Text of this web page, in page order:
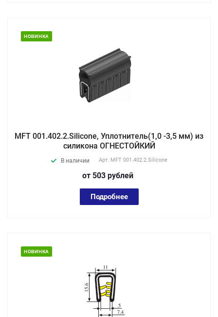
НОВИНКА
MFT 001.402.2.Silicone, Уплотнитель(1,0 -3,5 мм) из
силикона ОГНЕСТОЙКИЙ
В наличии Арт. MFT 001.402.2.Silicone
от 503 рублей
Подробнее
НОВИНКА